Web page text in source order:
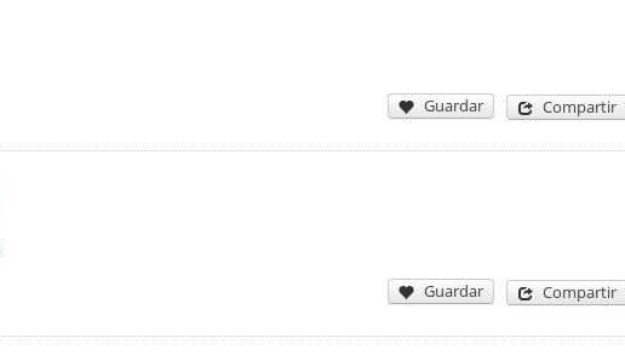
Guardar Compartir
Guardar Compartir